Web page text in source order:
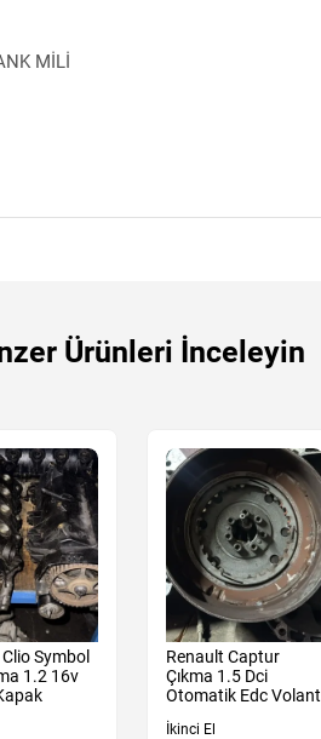
MİLİ
Ürünleri İnceleyin
Symbol
1.2 16v
Renault Captur
Çıkma 1.5 Dci
Otomatik Edc Volant
İkinci El